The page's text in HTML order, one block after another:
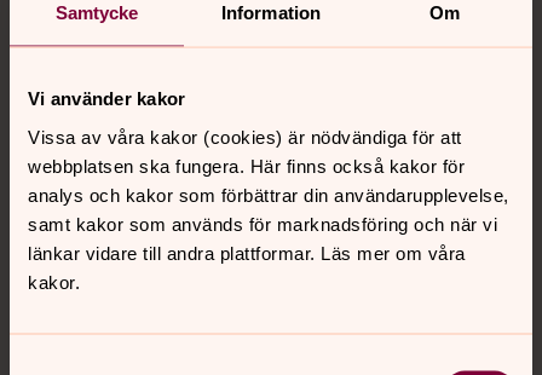
Samtycke Information Om
Vi använder kakor
Vissa av våra kakor (cookies) är nödvändiga för att
webbplatsen ska fungera. Här finns också kakor för
analys och kakor som förbättrar din användarupplevelse,
samt kakor som används för marknadsföring och när vi
länkar vidare till andra plattformar. Läs mer om våra
kakor.
Kontakt
Kalender
Hitta snabbt